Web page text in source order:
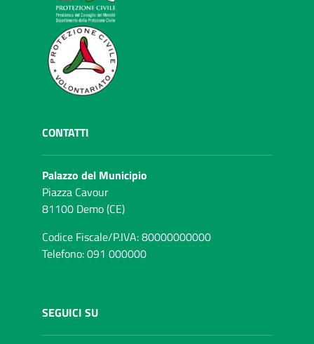
CONTATTI
Palazzo del Municipio
Piazza Cavour
81100 Demo (CE)
Codice Fiscale/P.IVA: 80000000000
Telefono: 091 000000
SEGUICI SU